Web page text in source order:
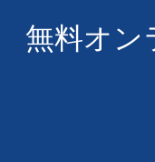
無料オン